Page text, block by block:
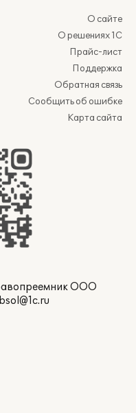
О сайте
О решениях 1С
Прайс-лист
Поддержка
Обратная связь
Сообщить об ошибке
Карта сайта
ООО